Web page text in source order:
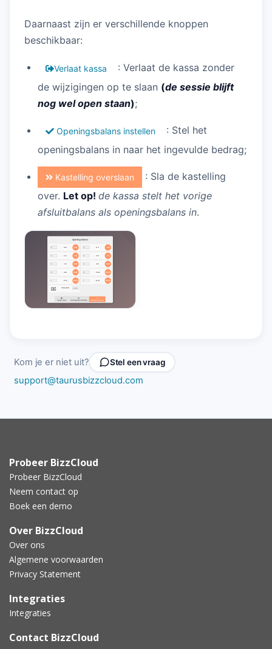
Daarnaast zijn er verschillende knoppen
beschikbaar:
Verlaat kassa
: Verlaat de kassa zonder
de wijzigingen op te slaan (de sessie blijft
nog wel open staan);
Openingsbalans instellen
: Stel het
openingsbalans in naar het ingevulde bedrag;
Kastelling overslaan
: Sla de kastelling
over. Let op!de kassa stelt het vorige
afsluitbalans als openingsbalans in.
Kom je er niet uit? Stel een vraag
support@taurusbizzcloud.com
Probeer BizzCloud
Probeer BizzCloud
Neem contact op
Boek een demo
Over BizzCloud
Over ons
Algemene voorwaarden
Privacy Statement
Integraties
Integraties
Contact BizzCloud